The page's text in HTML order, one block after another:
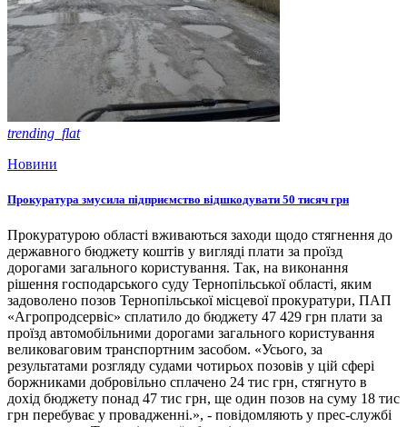
trending_flat
Новини
Прокуратура змусила підприємство відшкодувати 50 тисяч грн
Прокуратурою області вживаються заходи щодо стягнення до
державного бюджету коштів у вигляді плати за проїзд
дорогами загального користування. Так, на виконання
рішення господарського суду Тернопільської області, яким
задоволено позов Тернопільської місцевої прокуратури, ПАП
«Агропродсервіс» сплатило до бюджету 47 429 грн плати за
проїзд автомобільними дорогами загального користування
великоваговим транспортним засобом. «Усього, за
результатами розгляду судами чотирьох позовів у цій сфері
боржниками добровільно сплачено 24 тис грн, стягнуто в
дохід бюджету понад 47 тис грн, ще один позов на суму 18 тис
грн перебуває у провадженні.», - повідомляють у прес-службі